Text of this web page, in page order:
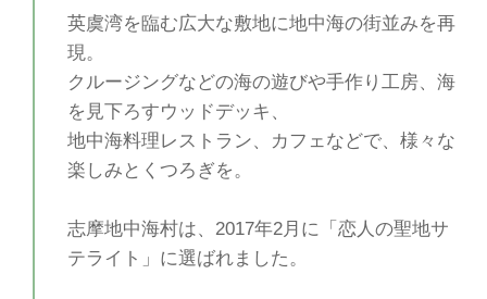
英虞湾を臨む広大な敷地に地中海の街並みを再
現。
クルージングなどの海の遊びや手作り工房、海
を見下ろすウッドデッキ、
地中海料理レストラン、カフェなどで、様々な
楽しみとくつろぎを。
志摩地中海村は、2017年2月に「恋人の聖地サ
テライト」に選ばれました。